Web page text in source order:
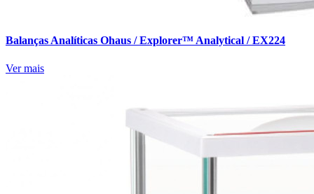
Balanças Analíticas Ohaus / Explorer™ Analytical / EX224
Ver mais